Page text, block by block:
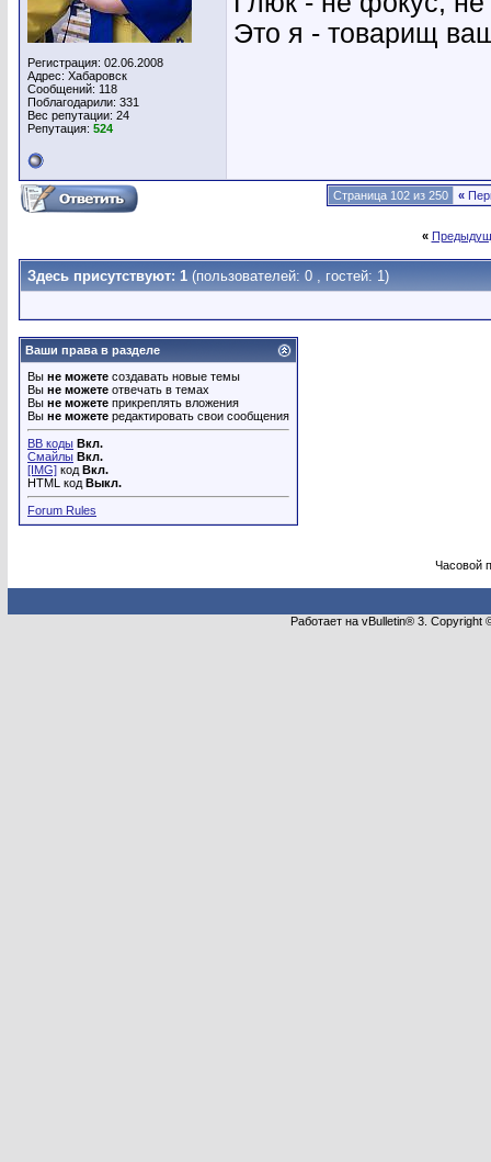
Регистрация: 02.06.2008
Адрес: Хабаровск
Сообщений: 118
Поблагодарили: 331
Вес репутации: 24
Репутация: 524
Это я - товарищ
Страница 102 из 250 «
«
Здесь присутствуют: 1 (пользователей: 0 , гостей: 1)
Ваши права в разделе
Вы не можете создавать новые темы
Вы не можете отвечать в темах
Вы не можете прикреплять вложения
Вы не можете редактировать свои сообщения
BB коды Вкл.
Смайлы Вкл.
[IMG] код Вкл.
HTML код Выкл.
Forum Rules
Часовой
Работает на vBulletin® 3.